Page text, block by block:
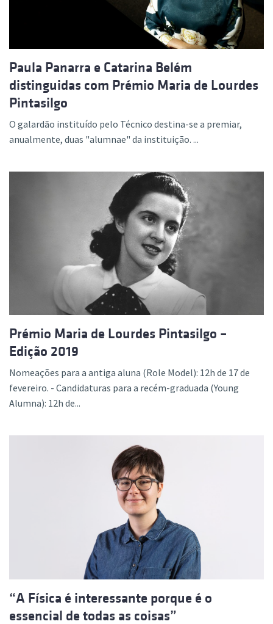
Paula Panarra e Catarina Belém
distinguidas com Prémio Maria de Lourdes
Pintasilgo
O galardão instituído pelo Técnico destina-se a premiar,
anualmente, duas "alumnae" da instituição. ...
Prémio Maria de Lourdes Pintasilgo –
Edição 2019
Nomeações para a antiga aluna (Role Model): 12h de 17 de
fevereiro. - Candidaturas para a recém-graduada (Young
Alumna): 12h de...
“A Física é interessante porque é o
essencial de todas as coisas”